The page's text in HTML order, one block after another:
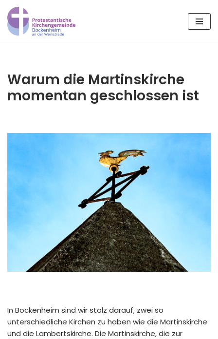
Zum
Inhalt
Warum die Martinskirche
momentan geschlossen ist
In Bockenheim sind wir stolz darauf, zwei so
unterschiedliche Kirchen zu haben wie die Martinskirche
und die Lambertskirche. Die Martinskirche, die zur